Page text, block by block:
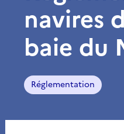
navires
baie du
Réglementation